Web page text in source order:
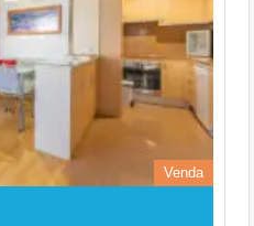
Venda